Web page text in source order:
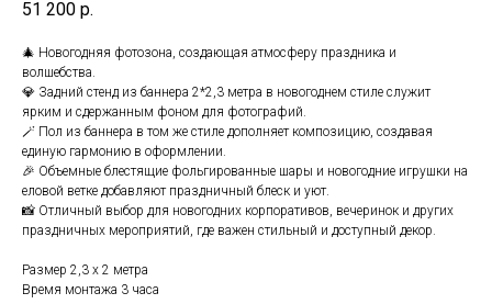
51 200 р.
🎄 Новогодняя фотозона, создающая атмосферу праздника и
волшебства.
💎 Задний стенд из баннера 2*2,3 метра в новогоднем стиле служит
ярким и сдержанным фоном для фотографий.
🪄 Пол из баннера в том же стиле дополняет композицию, создавая
единую гармонию в оформлении.
🎉 Объемные блестящие фольгированные шары и новогодние игрушки на
еловой ветке добавляют праздничный блеск и уют.
📸 Отличный выбор для новогодних корпоративов, вечеринок и других
праздничных мероприятий, где важен стильный и доступный декор.
Размер 2,3 х 2 метра
Время монтажа 3 часа